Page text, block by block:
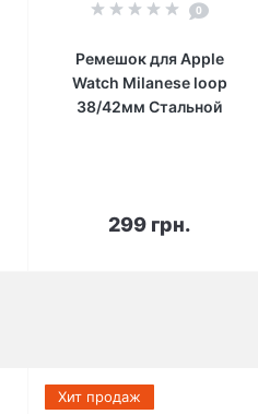
0
Ремешок для Apple
Watch Milanese loop
38/42мм Стальной
299 грн.
В корзину
Хит продаж